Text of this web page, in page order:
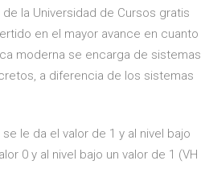
la Universidad de Cursos gratis
en el mayor avance en cuanto
moderna se encarga de sistemas
a diferencia de los sistemas
le da el valor de 1 y al nivel bajo
0 y al nivel bajo un valor de 1 (VH